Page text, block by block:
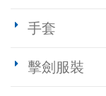
手套
擊劍服裝